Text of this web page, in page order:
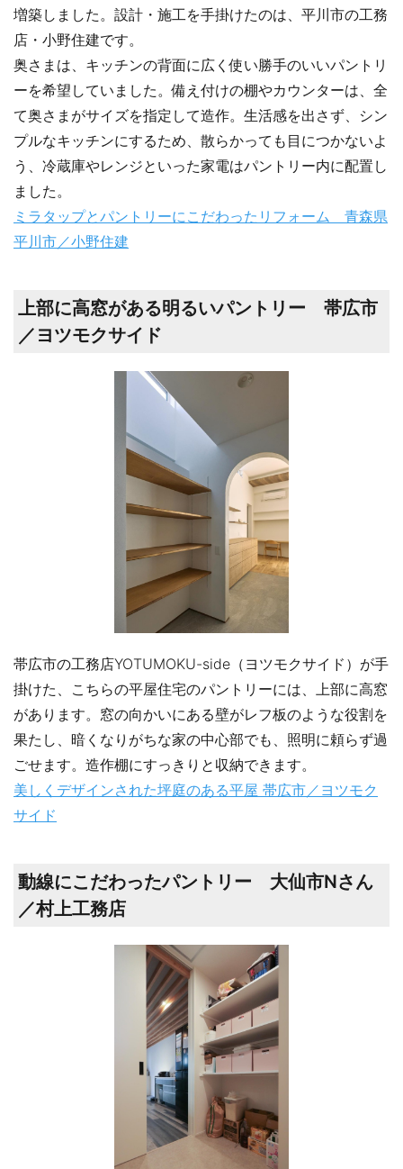
増築しました。設計・施工を手掛けたのは、平川市の工務
店・小野住建です。
奥さまは、キッチンの背面に広く使い勝手のいいパントリ
ーを希望していました。備え付けの棚やカウンターは、全
て奥さまがサイズを指定して造作。生活感を出さず、シン
プルなキッチンにするため、散らかっても目につかないよ
う、冷蔵庫やレンジといった家電はパントリー内に配置し
ました。
ミラタップとパントリーにこだわったリフォーム 青森県
平川市／小野住建
上部に高窓がある明るいパントリー 帯広市
／ヨツモクサイド
帯広市の工務店YOTUMOKU-side（ヨツモクサイド）が手
掛けた、こちらの平屋住宅のパントリーには、上部に高窓
があります。窓の向かいにある壁がレフ板のような役割を
果たし、暗くなりがちな家の中心部でも、照明に頼らず過
ごせます。造作棚にすっきりと収納できます。
美しくデザインされた坪庭のある平屋 帯広市／ヨツモク
サイド
動線にこだわったパントリー 大仙市Nさん
／村上工務店